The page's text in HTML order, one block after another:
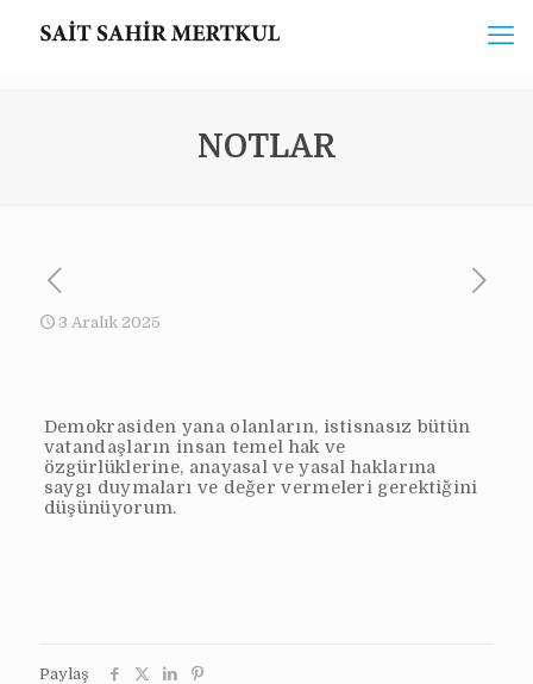
NOTLAR
3 Aralık 2025
Demokrasiden yana olanların, istisnasız bütün
vatandaşların insan temel hak ve
özgürlüklerine, anayasal ve yasal haklarına
saygı duymaları ve değer vermeleri gerektiğini
düşünüyorum.
Paylaş